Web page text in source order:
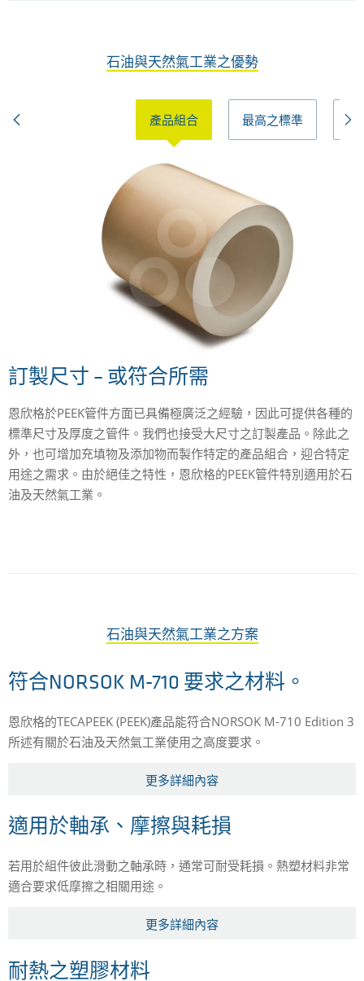
石油與天然氣工業之優勢
產品組合 最高之標準 全
訂製尺寸 – 或符合所需
恩欣格於PEEK管件方面已具備極廣泛之經驗，因此可提供各種的
標準尺寸及厚度之管件。我們也接受大尺寸之訂製產品。除此之
外，也可增加充填物及添加物而製作特定的產品組合，迎合特定
用途之需求。由於絕佳之特性，恩欣格的PEEK管件特別適用於石
油及天然氣工業。
石油與天然氣工業之方案
符合NORSOK M-710 要求之材料。
恩欣格的TECAPEEK (PEEK)產品能符合NORSOK M-710 Edition 3
所述有關於石油及天然氣工業使用之高度要求。
更多詳細內容
適用於軸承、摩擦與耗損
若用於組件彼此滑動之軸承時，通常可耐受耗損。熱塑材料非常
適合要求低摩擦之相關用途。
更多詳細內容
耐熱之塑膠材料